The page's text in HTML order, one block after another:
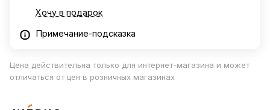
Хочу в подарок
Примечание-подсказка
Цена действительна только для интернет-магазина и может
отличаться от цен в розничных магазинах